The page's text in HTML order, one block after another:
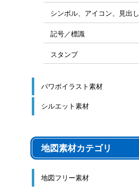
シンボル、アイコン、見出し
記号／標識
スタンプ
パワポイラスト素材
シルエット素材
地図素材カテゴリ
地図フリー素材